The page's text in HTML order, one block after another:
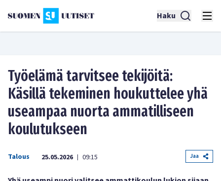
Haku
Työelämä tarvitsee tekijöitä:
Käsillä tekeminen houkuttelee yhä
useampaa nuorta ammatilliseen
koulutukseen
Talous 25.05.2026 | 09:15 Jaa